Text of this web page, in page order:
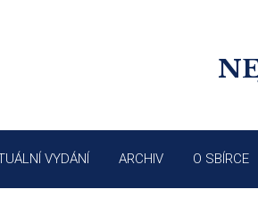
VYDÁNÍ ARCHIV O SBÍRCE